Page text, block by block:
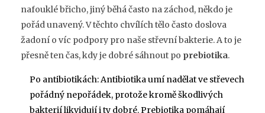
nafouklé břicho, jiný běhá často na záchod, někdo je
pořád unavený. V těchto chvílích tělo často doslova
žadoní o víc podpory pro naše střevní bakterie. A to je
přesně ten čas, kdy je dobré sáhnout po prebiotika.
Po antibiotikách: Antibiotika umí nadělat ve střevech
pořádný nepořádek, protože kromě škodlivých
bakterií likvidují i ty dobré. Prebiotika pomáhají